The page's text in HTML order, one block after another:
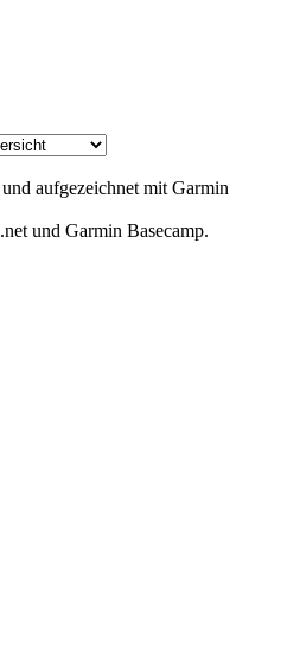
aufgezeichnet mit Garmin
und Garmin Basecamp.